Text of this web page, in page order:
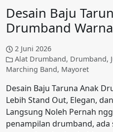
Desain Baju
Drumband
2 Juni 2026
Alat Drumband, Drumband,
Marching Band, Mayoret
Desain Baju Taruna Anak
Lebih Stand Out, Elegan,
Langsung Noleh Pernah
penampilan drumband,